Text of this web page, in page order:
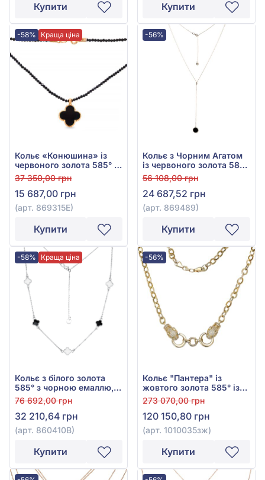
Купити Купити
-58% Краща ціна
Кольє «Конюшина» із
червоного золота 585° з
чорною емаллю та
чорним агатом, арт.
869315Е
37 350,00 грн
15 687,00 грн
(арт. 869315Е)
Купити
-56%
Кольє з Чорним Агатом
із червоного золота 585°,
арт. 869489
56 108,00 грн
24 687,52 грн
(арт. 869489)
Купити
-58% Краща ціна
Кольє з білого золота
585° з чорною емаллю,
арт. 860410В
76 692,00 грн
32 210,64 грн
(арт. 860410В)
Купити
-56%
Кольє "Пантера" із
жовтого золота 585° із
зеленим фіанітом та
фіанітом, арт. 1010035зж
273 070,00 грн
120 150,80 грн
(арт. 1010035зж)
Купити